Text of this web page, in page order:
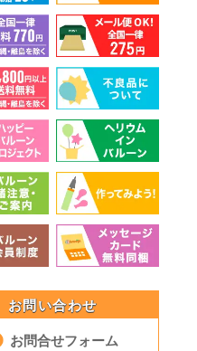
お問い合わせ
お問合せフォーム